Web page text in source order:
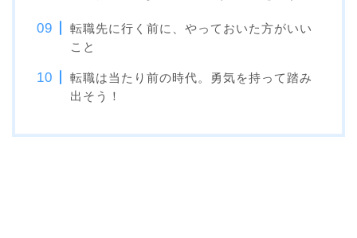
転職先に行く前に、やっておいた方がいい
こと
転職は当たり前の時代。勇気を持って踏み
出そう！